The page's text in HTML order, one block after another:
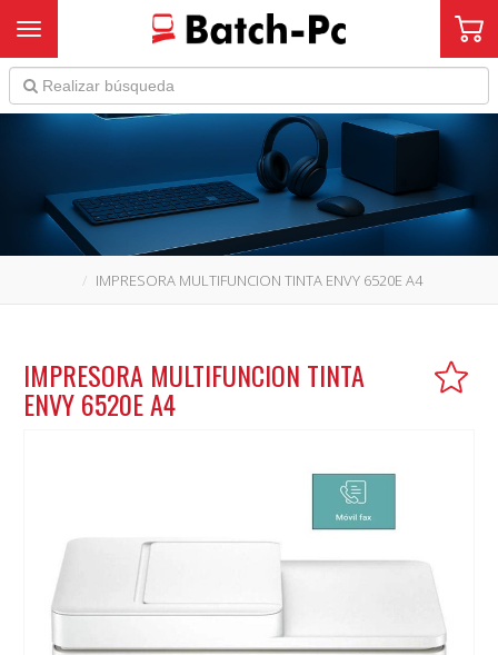
Toggle navigation
IMPRESORA MULTIFUNCION TINTA ENVY 6520E A4
IMPRESORA MULTIFUNCION TINTA
ENVY 6520E A4